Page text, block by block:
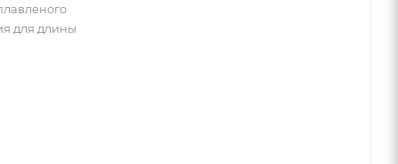
для длины